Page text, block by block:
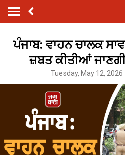
ਪੰਜਾਬ: ਵਾਹਨ ਚਾਲਕ
ਜ਼ਬਤ ਕੀਤੀਆਂ
Tuesday, May 12, 2026